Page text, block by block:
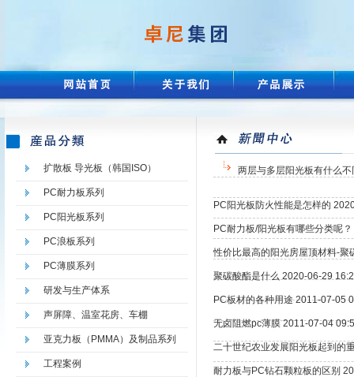
扩散板 导光板（韩国ISO）
PC耐力板系列
PC阳光板系列
PC浪板系列
PC薄膜系列
研发与生产体系
声屏障、温室花房、车棚
亚克力板（PMMA）及制品系列
工程案例
两层与多层阳光板有什么
PC阳光板防火性能是怎样的
PC耐力板/阳光板有哪些分类呢
性价比最高的阳光房屋顶材料-
聚碳酸酯是什么 2020-06-29
PC板材的各种用途 2011-07-05
无卤阻燃pc薄膜 2011-07-04
二十世纪农业发展阳光板起到的
耐力板与PC钻石颗粒板的区别